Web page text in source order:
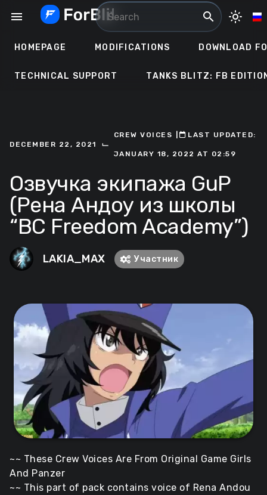
menu search light_mode
HOMEPAGE MODIFICATIONS DOWNLOAD
TECHNICAL SUPPORT TANKS BLITZ: FB
DECEMBER 22, 2021 ⌙
CREW VOICES ㅤLAST UPDATED:
JANUARY 18, 2022 AT 02:59
Озвучка экипажа GuP
(Рена Андоу из школы
“BC Freedom Academy”)
LAKIA_MAX Участник
~~ These Crew Voices Are From Original Game Girls
And Panzer
~~ This part of pack contains voice of Rena Andou